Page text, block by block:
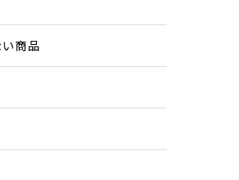
商品